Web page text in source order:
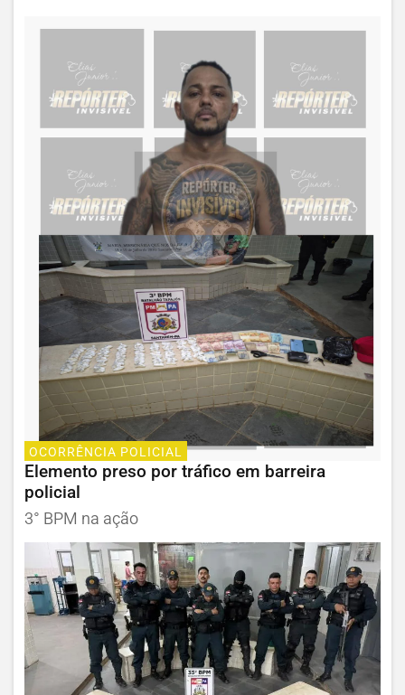
OCORRÊNCIA POLICIAL
Elemento preso por tráfico em barreira
policial
3° BPM na ação